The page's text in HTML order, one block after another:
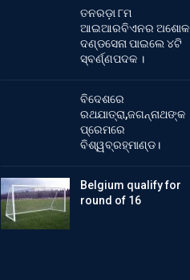
ତନରଡ଼ା ୮ମ
ଆଇଆରବିଏନର ଅଶୋକ
ଦଣ୍ଡସେନା ପାଇଲେ ୪ଟି
ସ୍ବର୍ଣ୍ଣପଦକ ।
ବିଦେଶରେ
ରଥଯାତ୍ରା,ଜଗନ୍ନାଥଙ୍କ
ପ୍ରେମରେ
ବିଶ୍ୱବ୍ରହ୍ମାଣ୍ଡ।
Belgium qualify for
round of 16